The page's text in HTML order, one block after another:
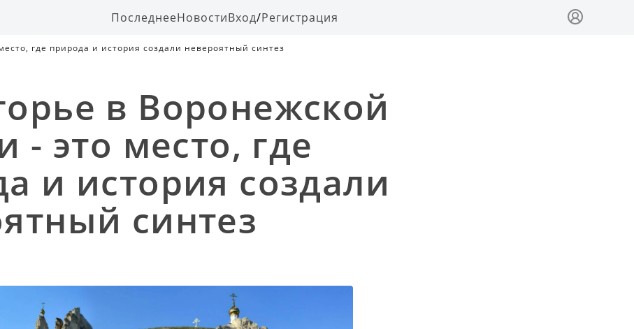
ПоследнееНовостиВход/Регистрация
где природа и история создали невероятный синтез
в Воронежской
- это место, где
и история создали
синтез